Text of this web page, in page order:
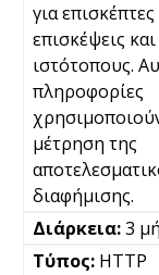
για
επισκέψεις
ιστότοπους.
πληροφορίες
μέτρηση της
διαφήμισης.
3
HTTP